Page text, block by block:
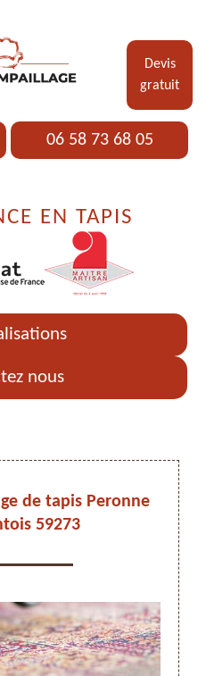
Devis
gratuit
06 58 73 68 05
EN TAPIS
nous
de tapis Peronne
59273